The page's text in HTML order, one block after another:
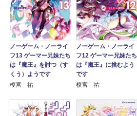
ノーゲーム・ノーライ
フ13 ゲーマー兄妹たち
は『魔王』を討つ（す
くう）ようです
榎宮 祐
ノーゲーム・ノーライ
フ12 ゲーマー兄妹たち
は『魔王』に挑むよう
です
榎宮 祐